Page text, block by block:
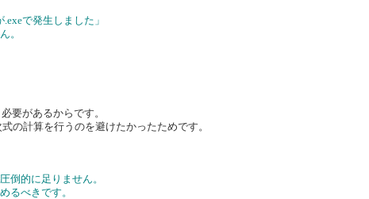
で発生しました」
。
要があるからです。
の計算を行うのを避けたかったためです。
倒的に足りません。
るべきです。